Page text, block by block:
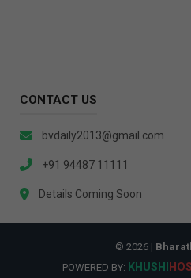
CONTACT US
bvdaily2013@gmail.com
+91 94487 11111
Details Coming Soon
© 2026 |
POWERED BY: KHUSHI